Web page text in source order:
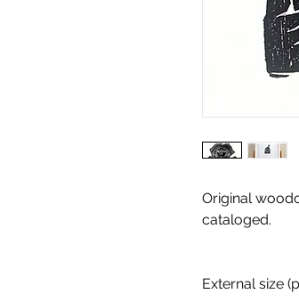
Original
cataloged.
External size